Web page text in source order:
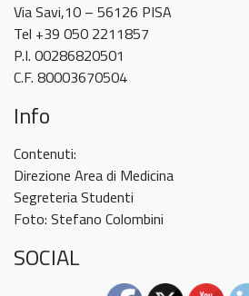
Via Savi,10 – 56126 PISA
Tel +39 050 2211857
P.I. 00286820501
C.F. 80003670504
Info
Contenuti:
Direzione Area di Medicina
Segreteria Studenti
Foto: Stefano Colombini
SOCIAL